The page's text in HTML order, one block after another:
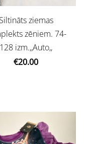
Siltināts ziemas
zēniem. 74-
128 izm.,,Auto,,
€20.00